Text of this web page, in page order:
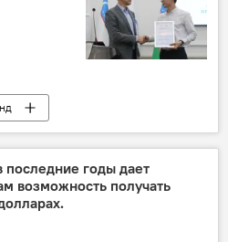
последние годы дает
возможность получать